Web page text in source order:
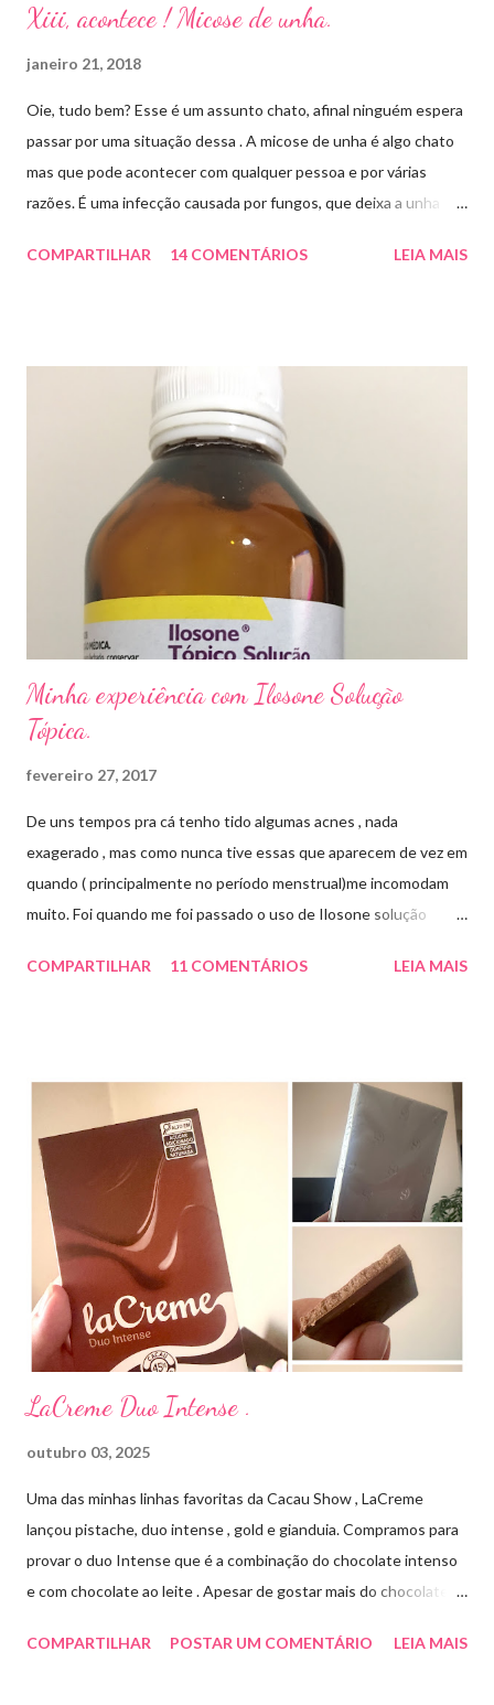
Xiii, acontece ! Micose de unha.
janeiro 21, 2018
Oie, tudo bem? Esse é um assunto chato, afinal ninguém espera
passar por uma situação dessa . A micose de unha é algo chato
mas que pode acontecer com qualquer pessoa e por várias
razões. É uma infecção causada por fungos, que deixa a unha
descolar da pele. As causas mais comuns dessas micoses é por
micose de unha é feito com esmaltes antifúngicos ou remédios
orais ,ou para aplicação local receitados pelo dermatologista. O
tempo para tratamento pode variar de 06 meses a um ano. Para
quem prefere tratamentos caseiros , pode aplicar óleo de cravo
duas vezes ao dia. Eu já passei por isso, pelo uso de muito
sapato fechado e apertado . E utilizei o Ciclopirox olamina que é
um agente antifúngico sintético para tratamento dermatológico
COMPARTILHAR 14 COMENTÁRIOS LEIA MAIS
Minha experiência com Ilosone Solução
Tópica.
fevereiro 27, 2017
De uns tempos pra cá tenho tido algumas acnes , nada
exagerado , mas como nunca tive essas que aparecem de vez em
quando ( principalmente no período menstrual)me incomodam
muito. Foi quando me foi passado o uso de Ilosone solução
uma consulta com o dermatologista) O Ilosone é um antibiótico
aplico sobre a acne ( geralmente uso a noite). Informação do
produto: ILOSONE TÓPICO SOLUÇÃO (eritromicina) é um
antibiótico de amplo espectro produzido por uma cepa de
Streptomyces erythraeus. É básico e forma rapidamente sais
com os ácidos. Forma farmacêutica e Apresentação ILOSONE
TÓPICO SOLUÇÃO é apresentado sob a forma líquida em
frascos de 120 ml. USO PEDIÁTRICO E ADULTO. Composição
Cada ml contém: Eritromicina base 20 mg Excipientes q.s....
COMPARTILHAR 11 COMENTÁRIOS LEIA MAIS
LaCreme Duo Intense .
outubro 03, 2025
Uma das minhas linhas favoritas da Cacau Show , LaCreme
lançou pistache, duo intense , gold e gianduia. Compramos para
provar o duo Intense que é a combinação do chocolate intenso
e com chocolate ao leite . Apesar de gostar mais do chocolate
medida certa ( tem sabor e cremosidade ). Preço R$19,99 .
COMPARTILHAR POSTAR UM COMENTÁRIO LEIA MAIS